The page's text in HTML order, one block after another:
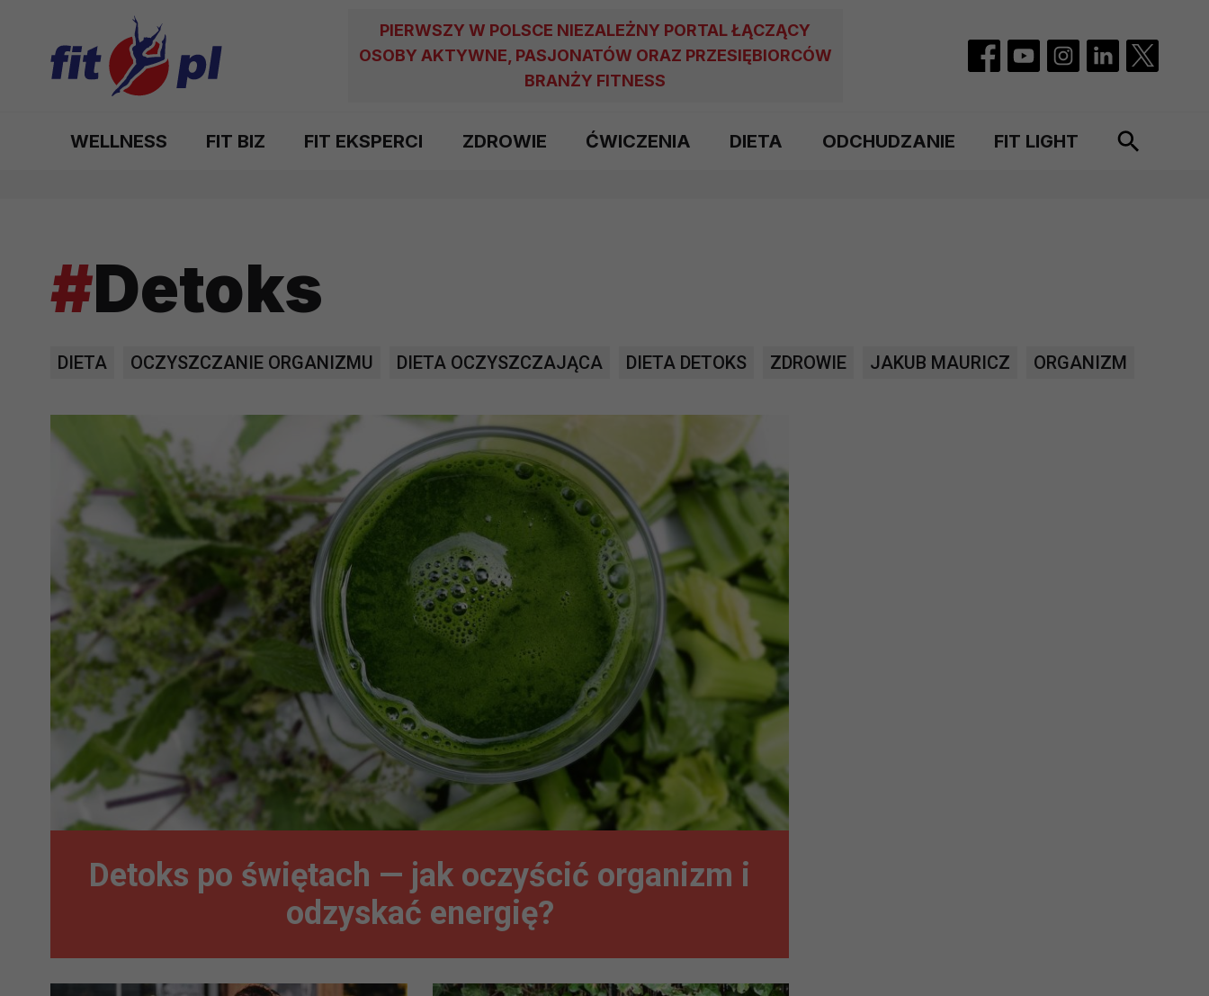
PIERWSZY W POLSCE NIEZALEŻNY PORTAL ŁĄCZĄCY
OSOBY AKTYWNE, PASJONATÓW ORAZ PRZESIĘBIORCÓW
BRANŻY FITNESS
WELLNESS FIT BIZ FIT EKSPERCI ZDROWIE ĆWICZENIA DIETA ODCHUDZANIE FIT LIGHT
#Detoks
DIETA OCZYSZCZANIE ORGANIZMU DIETA OCZYSZCZAJĄCA DIETA DETOKS ZDROWIE JAKUB MAURICZ
ORGANIZM
Detoks po świętach — jak oczyścić organizm i
odzyskać energię?